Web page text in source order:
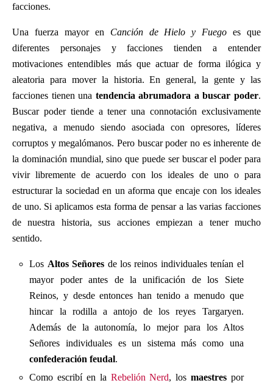
facciones.
Una fuerza mayor en Canción de Hielo y Fuego es que
diferentes personajes y facciones tienden a entender
motivaciones entendibles más que actuar de forma ilógica y
aleatoria para mover la historia. En general, la gente y las
facciones tienen una tendencia abrumadora a buscar poder.
Buscar poder tiende a tener una connotación exclusivamente
negativa, a menudo siendo asociada con opresores, líderes
corruptos y megalómanos. Pero buscar poder no es inherente de
la dominación mundial, sino que puede ser buscar el poder para
vivir libremente de acuerdo con los ideales de uno o para
estructurar la sociedad en un aforma que encaje con los ideales
de uno. Si aplicamos esta forma de pensar a las varias facciones
de nuestra historia, sus acciones empiezan a tener mucho
sentido.
Los Altos Señores de los reinos individuales tenían el
mayor poder antes de la unificación de los Siete
Reinos, y desde entonces han tenido a menudo que
hincar la rodilla a antojo de los reyes Targaryen.
Además de la autonomía, lo mejor para los Altos
Señores individuales es un sistema más como una
confederación feudal.
Como escribí en la Rebelión Nerd, los maestrespor